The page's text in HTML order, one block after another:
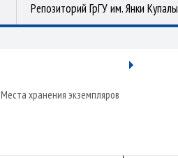
Репозиторий ГрГУ им. Янки Купалы
Места хранения экземпляров